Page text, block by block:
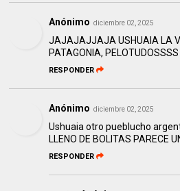
Anónimo diciembre 02, 2025
JAJAJAJJAJA USHUAIA LA
PATAGONIA, PELOTUDOSSSS
RESPONDER
Anónimo diciembre 02, 2025
Ushuaia otro pueblucho
LLENO DE BOLITAS PARECE
RESPONDER